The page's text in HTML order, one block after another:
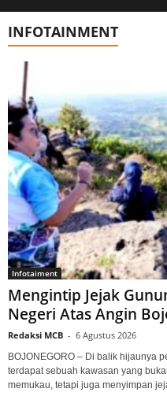
INFOTAINMENT
Infotaiment
Mengintip Jejak
Negeri Atas Angin
Redaksi MCB - 6 Agustus 2026
BOJONEGORO – Di balik hijaunya
terdapat sebuah kawasan yang
memukau, tetapi juga menyimpan